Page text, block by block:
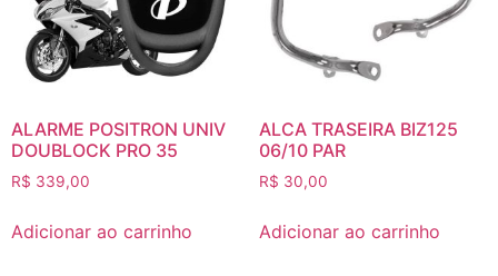
ALARME POSITRON UNIV
DOUBLOCK PRO 35
R$ 339,00
Adicionar ao carrinho
ALCA TRASEIRA BIZ125
06/10 PAR
R$ 30,00
Adicionar ao carrinho